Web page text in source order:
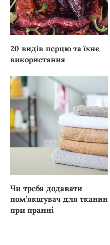
20 видів перцю та їхнє
використання
Чи треба додавати
пом’якшувач для тканин
при пранні